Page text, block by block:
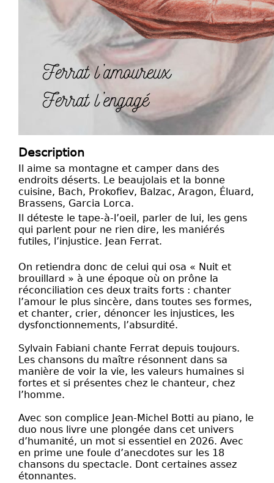
Description
Il aime sa montagne et camper dans des
endroits déserts. Le beaujolais et la bonne
cuisine, Bach, Prokofiev, Balzac, Aragon, Éluard,
Brassens, Garcia Lorca.
Il déteste le tape-à-l’oeil, parler de lui, les gens
qui parlent pour ne rien dire, les maniérés
futiles, l’injustice. Jean Ferrat.
On retiendra donc de celui qui osa « Nuit et
brouillard » à une époque où on prône la
réconciliation ces deux traits forts : chanter
l’amour le plus sincère, dans toutes ses formes,
et chanter, crier, dénoncer les injustices, les
dysfonctionnements, l’absurdité.
Sylvain Fabiani chante Ferrat depuis toujours.
Les chansons du maître résonnent dans sa
manière de voir la vie, les valeurs humaines si
fortes et si présentes chez le chanteur, chez
l’homme.
Avec son complice Jean-Michel Botti au piano, le
duo nous livre une plongée dans cet univers
d’humanité, un mot si essentiel en 2026. Avec
en prime une foule d’anecdotes sur les 18
chansons du spectacle. Dont certaines assez
étonnantes.